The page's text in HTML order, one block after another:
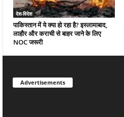
देश-विदेश
पाकिस्तान में ये क्या हो रहा है? इस्लामाबाद,
लाहौर और कराची से बाहर जाने के लिए
NOC जरूरी
Advertisements